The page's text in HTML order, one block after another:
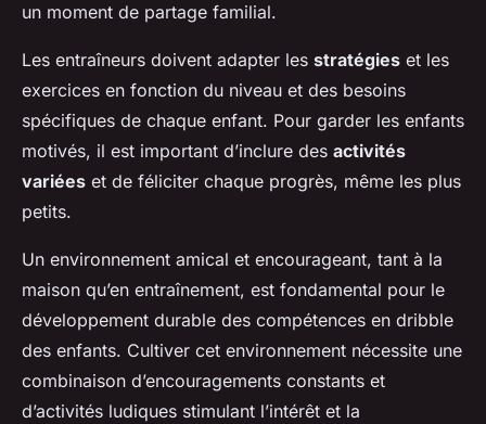
un moment de partage familial.
Les entraîneurs doivent adapter les stratégies et les
exercices en fonction du niveau et des besoins
spécifiques de chaque enfant. Pour garder les enfants
motivés, il est important d’inclure des activités
variées et de féliciter chaque progrès, même les plus
petits.
Un environnement amical et encourageant, tant à la
maison qu’en entraînement, est fondamental pour le
développement durable des compétences en dribble
des enfants. Cultiver cet environnement nécessite une
combinaison d’encouragements constants et
d’activités ludiques stimulant l’intérêt et la